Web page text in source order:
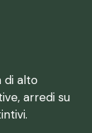
di alto
arredi su